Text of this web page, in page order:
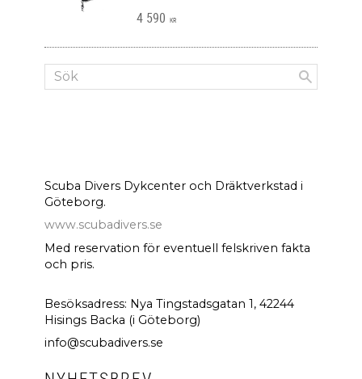
4 590 KR
Scuba Divers Dykcenter och Dräktverkstad i
Göteborg.
www.scubadivers.se
Med reservation för eventuell felskriven fakta
och pris.
Besöksadress: Nya Tingstadsgatan 1, 42244
Hisings Backa (i Göteborg)
info@scubadivers.se